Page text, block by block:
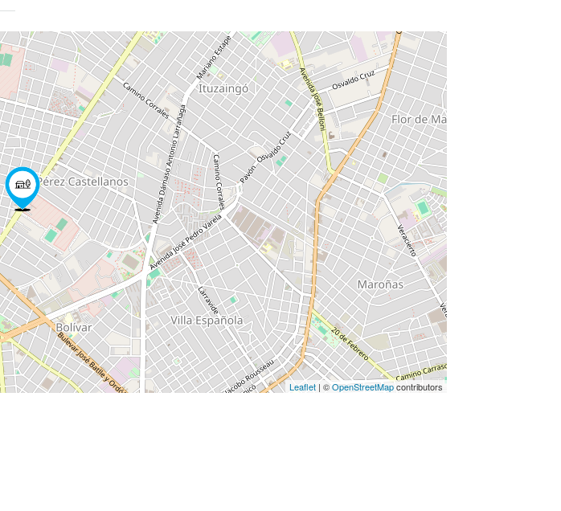
Leaflet | ©OpenStreetMapcontributors